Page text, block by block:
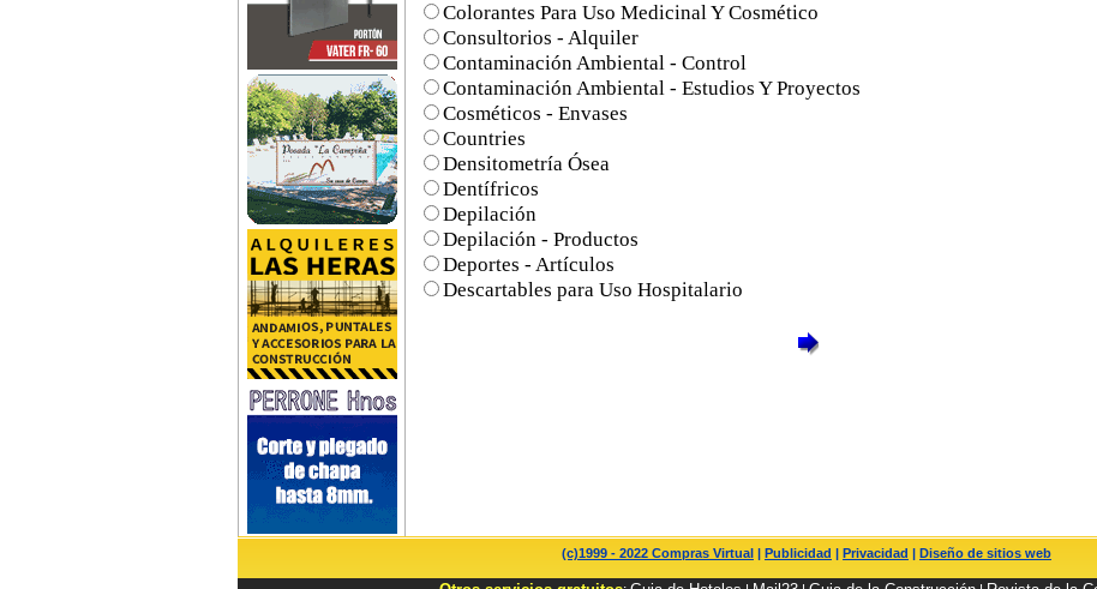
Colorantes Para Uso Medicinal Y Cosmético
Consultorios - Alquiler
Contaminación Ambiental - Control
Contaminación Ambiental - Estudios Y Proyectos
Cosméticos - Envases
Countries
Densitometría Ósea
Dentífricos
Depilación
Depilación - Productos
Deportes - Artículos
Descartables para Uso Hospitalario
(c)1999 - 2022 Compras Virtual | Publicidad | Privacidad | Diseño de sitios web